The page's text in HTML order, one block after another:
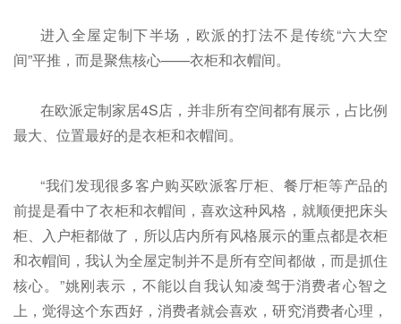
进入全屋定制下半场，欧派的打法不是传统“六大空
间”平推，而是聚焦核心——衣柜和衣帽间。
在欧派定制家居4S店，并非所有空间都有展示，占比例
最大、位置最好的是衣柜和衣帽间。
“我们发现很多客户购买欧派客厅柜、餐厅柜等产品的
前提是看中了衣柜和衣帽间，喜欢这种风格，就顺便把床头
柜、入户柜都做了，所以店内所有风格展示的重点都是衣柜
和衣帽间，我认为全屋定制并不是所有空间都做，而是抓住
核心。”姚刚表示，不能以自我认知凌驾于消费者心智之
上，觉得这个东西好，消费者就会喜欢，研究消费者心理，